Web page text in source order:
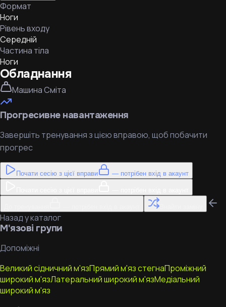
Формат
Ноги
Рівень входу
Середній
Частина тіла
Ноги
Обладнання
Машина Сміта
Прогресивне навантаження
Завершіть тренування з цією вправою, щоб побачити
прогрес
Почати сесію з цієї вправи — потрібен вхід в акаунт
Назад у каталог
М'язові групи
Допоміжні
Великий сідничний м'язПрямий м'яз стегнаПроміжний
широкий м'язЛатеральний широкий м'язМедіальний
широкий м'яз